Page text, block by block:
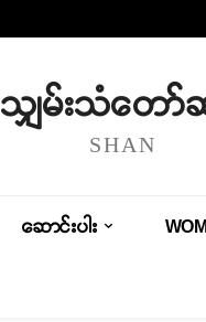
သျှမ်းသံတော်
SHAN
ဆောင်းပါး